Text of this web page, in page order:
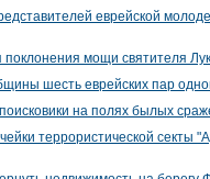
еврейской
мощи святителя
шесть еврейских пар
на полях былых
террористической секты